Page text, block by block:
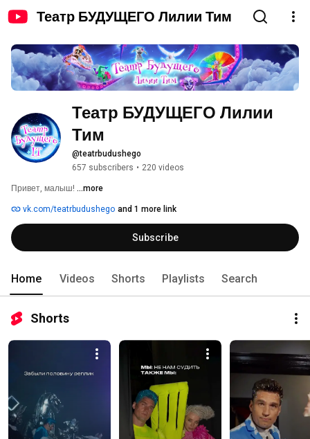
Театр БУДУЩЕГО Лилии Тим
Театр БУДУЩЕГО Лилии
Тим
@teatrbudushego
657 subscribers • 220 videos
Привет, малыш! ...more
vk.com/teatrbudushego and 1 more link
Subscribe
Home Videos Shorts Playlists Search
Shorts